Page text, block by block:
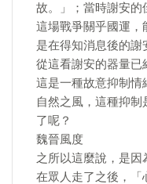
故。」；當時謝安的
這場戰爭關乎國運，
是在得知消息後的謝
從這看謝安的器量已
這是一種故意抑制情
自然之風，這種抑
了呢？
魏晉風度
之所以這麼說，是因
在眾人走了之後，「